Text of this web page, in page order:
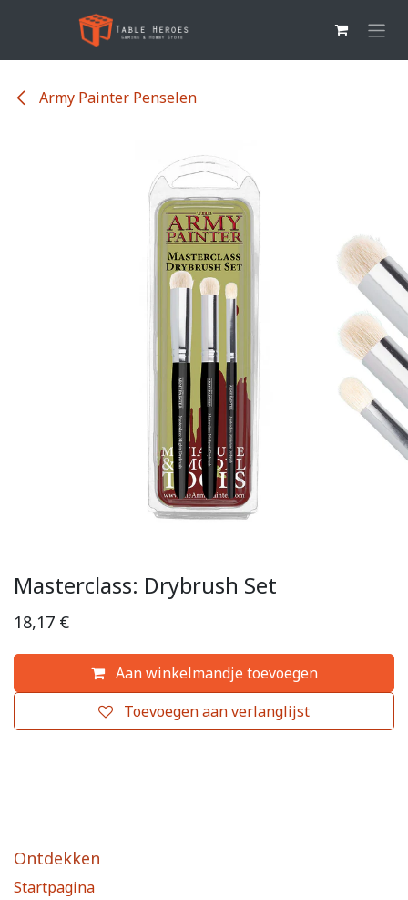
Overslaan naar inhoud
Army Painter Penselen
Masterclass: Drybrush Set
18,17 €
Aan winkelmandje toevoegen
Toevoegen aan verlanglijst
Ontdekken
Startpagina